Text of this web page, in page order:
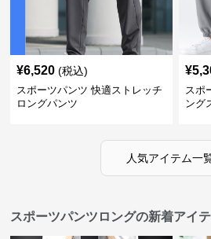
¥6,520 (税込)
スポーツパンツ 快適ストレッチ
ロングパンツ
¥
スポ
ング
人気アイテム一
スポーツパンツロングの新着アイ